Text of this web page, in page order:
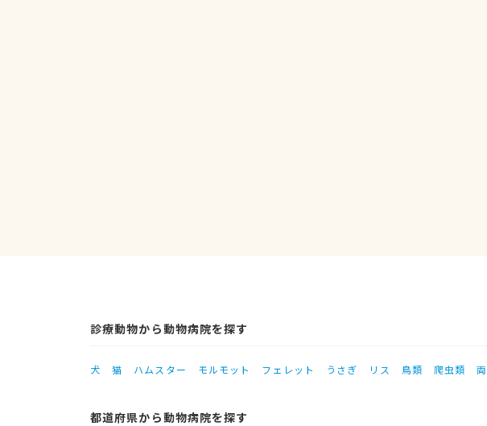
診療動物から動物病院を探す
犬 猫 ハムスター モルモット フェレット うさぎ リス 鳥類 爬虫類
都道府県から動物病院を探す